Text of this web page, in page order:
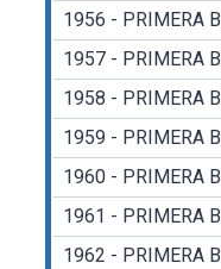
1956 - PRIMERA B
1957 - PRIMERA B
1958 - PRIMERA B
1959 - PRIMERA B
1960 - PRIMERA B
1961 - PRIMERA B
1962 - PRIMERA B